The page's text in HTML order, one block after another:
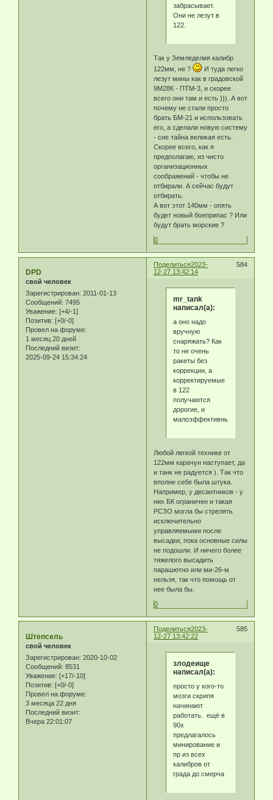
забрасывает.
Они не лезут в
122.
Так у Земледелия калибр
122мм, не ?
И туда легко
лезут мины как в градовской
9М28К - ПТМ-3, и скорее
всего они там и есть ))). А вот
почему не стали просто
брать БМ-21 и использовать
его, а сделали новую систему
- сие тайна великая есть.
Скорее всего, как я
предполагаю, из чисто
организационных
соображений - чтобы не
отбирали. А сейчас будут
отбирать.
А вот этот 140мм - опять
будет новый боеприпас ? Или
будут брать морские ?
0
Поделиться 584
2023-
12-27 13:42:14
DPD
свой человек
Зарегистрирован: 2011-01-13
Сообщений: 7495
Уважение: [+4/-1]
Позитив: [+0/-0]
Провел на форуме:
1 месяц 20 дней
Последний визит:
2025-09-24 15:34:24
mr_tank
написал(а):
а оно надо
вручную
снаряжать? Как
то не очень
ракеты без
коррекции, а
корректируемые
в 122
получаются
дорогие, и
малоэффективные.
Любой легкой технике от
122мм карачун наступает, да
и танк не радуется ). Так что
вполне себе была штука.
Например, у десантников - у
них БК ограничен и такая
РСЗО могла бы стрелять
исключительно
управляемыми после
высадки, пока основные силы
не подошли. И ничего более
тяжелого высадить
парашютно или ми-26-м
нельзя, так что помощь от
нее была бы.
0
Поделиться 585
2023-
12-27 13:42:22
Штепсель
свой человек
Зарегистрирован: 2020-10-02
Сообщений: 8531
Уважение: [+17/-10]
Позитив: [+0/-0]
Провел на форуме:
3 месяца 22 дня
Последний визит:
Вчера 22:01:07
злодеище
написал(а):
просто у кого-то
мозги скрипя
начинают
работать. ещё в
90х
предлагалось
минирование и
пр из всех
калибров от
града до смерча